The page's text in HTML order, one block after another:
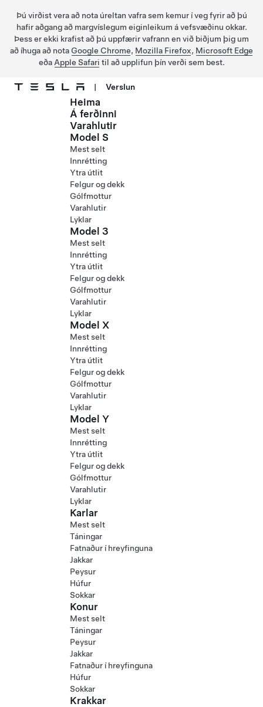
Þú virðist vera að nota úreltan vafra sem kemur í veg fyrir að þú
hafir aðgang að margvíslegum eiginleikum á vefsvæðinu okkar.
Þess er ekki krafist að þú uppfærir vafrann en við biðjum þig um
að íhuga að nota Google Chrome, Mozilla Firefox, Microsoft Edge
eða Apple Safari til að upplifun þín verði sem best.
| Verslun
Heima
Á ferðinni
Varahlutir
Model S
Mest selt
Innrétting
Ytra útlit
Felgur og dekk
Gólfmottur
Varahlutir
Lyklar
Model 3
Mest selt
Innrétting
Ytra útlit
Felgur og dekk
Gólfmottur
Varahlutir
Lyklar
Model X
Mest selt
Innrétting
Ytra útlit
Felgur og dekk
Gólfmottur
Varahlutir
Lyklar
Model Y
Mest selt
Innrétting
Ytra útlit
Felgur og dekk
Gólfmottur
Varahlutir
Lyklar
Karlar
Mest selt
Táningar
Fatnaður í hreyfinguna
Jakkar
Peysur
Húfur
Sokkar
Konur
Mest selt
Táningar
Peysur
Jakkar
Fatnaður í hreyfinguna
Húfur
Sokkar
Krakkar